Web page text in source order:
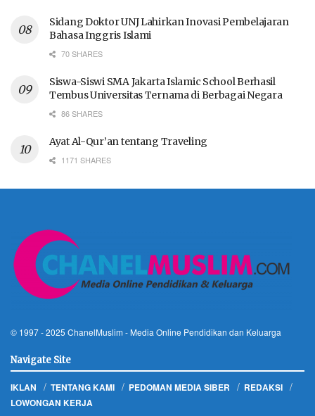
Sidang Doktor UNJ Lahirkan Inovasi Pembelajaran
Bahasa Inggris Islami
70 SHARES
Siswa-Siswi SMA Jakarta Islamic School Berhasil
Tembus Universitas Ternama di Berbagai Negara
86 SHARES
Ayat Al-Qur’an tentang Traveling
1171 SHARES
© 1997 - 2025 ChanelMuslim - Media Online Pendidikan dan Keluarga
Navigate Site
IKLAN TENTANG KAMI PEDOMAN MEDIA SIBER
REDAKSI
LOWONGAN KERJA